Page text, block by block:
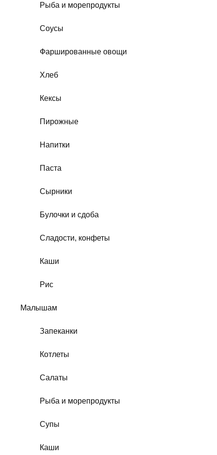
Рыба и морепродукты
Соусы
Фаршированные овощи
Хлеб
Кексы
Пирожные
Напитки
Паста
Сырники
Булочки и сдоба
Сладости, конфеты
Каши
Рис
Малышам
Запеканки
Котлеты
Салаты
Рыба и морепродукты
Супы
Каши